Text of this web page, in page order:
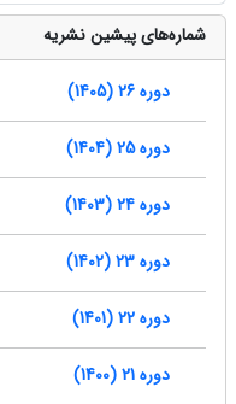
شماره‌های پیشین نشریه
دوره 26 (1405)
دوره 25 (1404)
دوره 24 (1403)
دوره 23 (1402)
دوره 22 (1401)
دوره 21 (1400)